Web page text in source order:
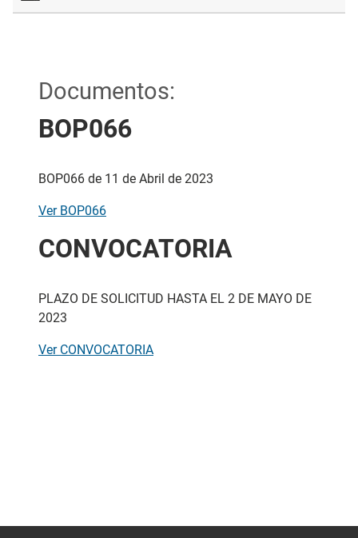
Documentos:
BOP066
BOP066 de 11 de Abril de 2023
Ver BOP066
CONVOCATORIA
PLAZO DE SOLICITUD HASTA EL 2 DE MAYO DE
2023
Ver CONVOCATORIA